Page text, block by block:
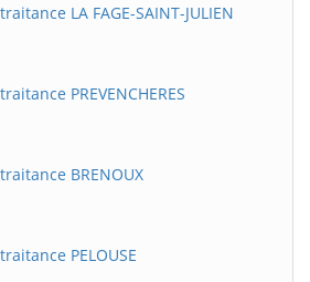
LA FAGE-SAINT-JULIEN
PREVENCHERES
BRENOUX
PELOUSE